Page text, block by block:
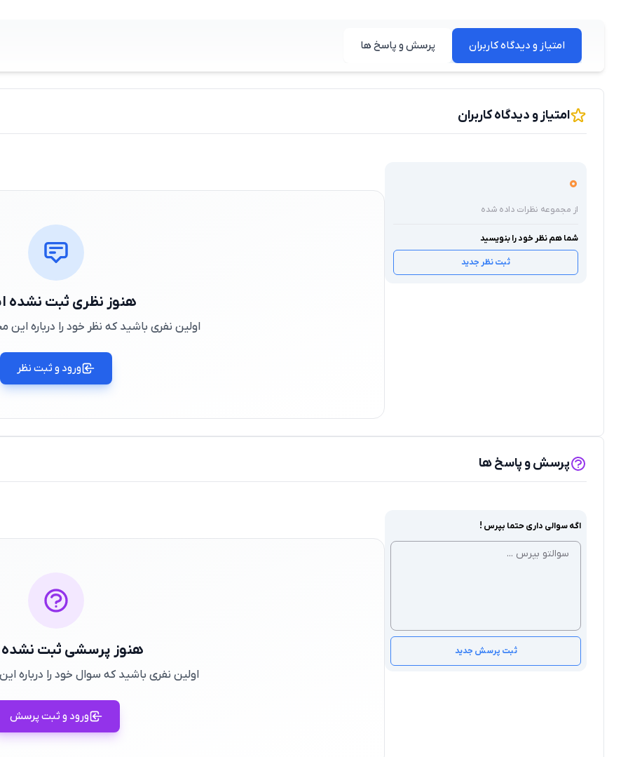
امتیاز و دیدگاه کاربران پرسش و پاسخ ها
امتیاز و دیدگاه کاربران
0
از مجموعه نظرات داده شده
شما هم نظر خود را بنویسید
ثبت نظر جدید
هنوز نظری ثبت نشده
اولین نفری باشید که نظر خود را درباره
ورود و ثبت نظر
پرسش و پاسخ ها
اگه سوالی داری حتما بپرس !
ثبت پرسش جدید هنوز پرسشی ثبت
اولین نفری باشید که سوال خود را درباره
ورود و ثبت پرسش